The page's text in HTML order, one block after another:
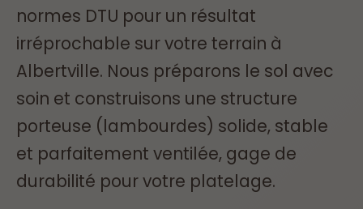
normes DTU pour un résultat
irréprochable sur votre terrain à
Albertville. Nous préparons le sol avec
soin et construisons une structure
porteuse (lambourdes) solide, stable
et parfaitement ventilée, gage de
durabilité pour votre platelage.